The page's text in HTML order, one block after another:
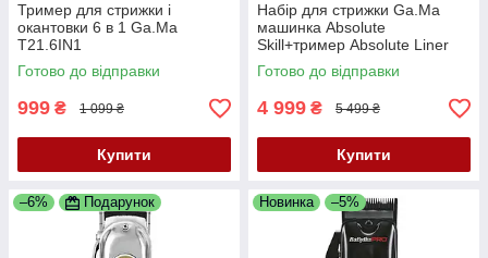
Тример для стрижки і
окантовки 6 в 1 Ga.Ma
T21.6IN1
Готово до відправки
999 ₴ 1 099 ₴
Купити
Набір для стрижки Ga.Ma
машинка Absolute
Skill+тример Absolute Liner
SMB6027
Готово до відправки
4 999 ₴ 5 499 ₴
Купити
–6% Подарунок Новинка –5%